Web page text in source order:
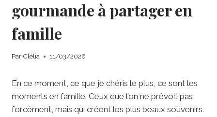
gourmande à partager en
famille
Par Clélia 11/03/2026
En ce moment, ce que je chéris le plus, ce sont les
moments en famille. Ceux que l’on ne prévoit pas
forcément, mais qui créent les plus beaux souvenirs.